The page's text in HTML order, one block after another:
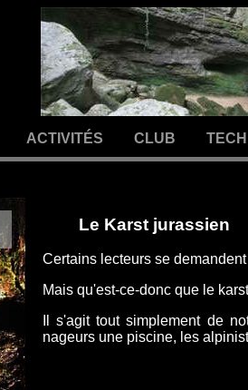
ACTIVITÉS CLUB
Le Karst jurassien
Certains lecteurs se
Mais qu'est-ce-donc que le
Il s'agit tout simplement de
nageurs une piscine, les